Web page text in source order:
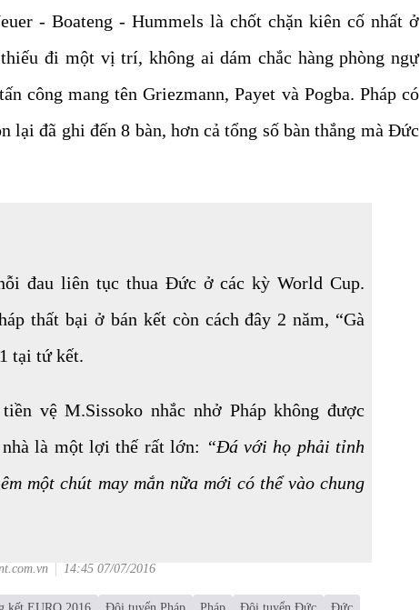
- Boateng - Hummels là chốt chặn kiên cố nhất ở
đi một vị trí, không ai dám chắc hàng phòng ngự
công mang tên Griezmann, Payet và Pogba. Pháp có
lại đã ghi đến 8 bàn, hơn cả tổng số bàn thắng mà Đức
đau liên tục thua Đức ở các kỳ World Cup.
thất bại ở bán kết còn cách đây 2 năm, “Gà
tại tứ kết.
vệ M.Sissoko nhắc nhở Pháp không được
nhà là một lợi thế rất lớn: “Đá với họ phải tỉnh
một chút may mắn nữa mới có thể vào chung
14:45 07/07/2016